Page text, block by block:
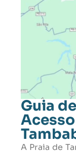
Guia
A Praia de